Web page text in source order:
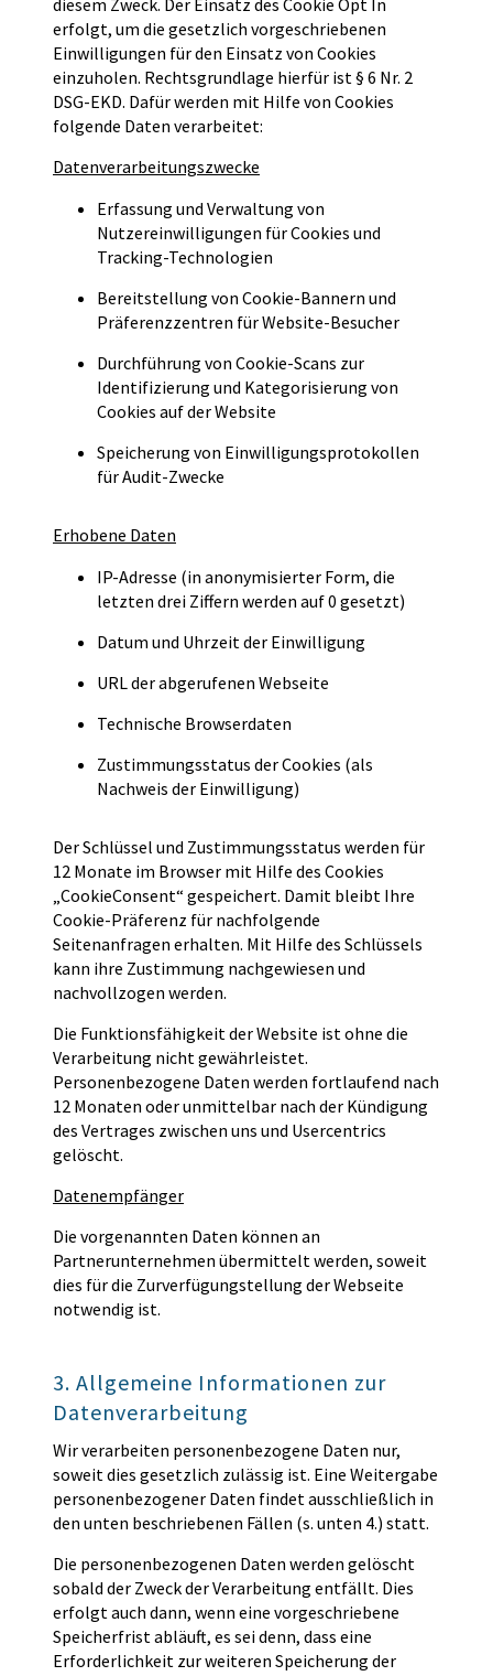
erfolgt, um die gesetzlich vorgeschriebenen
Einwilligungen für den Einsatz von Cookies
einzuholen. Rechtsgrundlage hierfür ist § 6 Nr. 2
DSG-EKD. Dafür werden mit Hilfe von Cookies
folgende Daten verarbeitet:
Datenverarbeitungszwecke
Erfassung und Verwaltung von
Nutzereinwilligungen für Cookies und
Tracking-Technologien
Bereitstellung von Cookie-Bannern und
Präferenzzentren für Website-Besucher
Durchführung von Cookie-Scans zur
Identifizierung und Kategorisierung von
Cookies auf der Website
Speicherung von Einwilligungsprotokollen
für Audit-Zwecke
Erhobene Daten
IP-Adresse (in anonymisierter Form, die
letzten drei Ziffern werden auf 0 gesetzt)
Datum und Uhrzeit der Einwilligung
URL der abgerufenen Webseite
Technische Browserdaten
Zustimmungsstatus der Cookies (als
Nachweis der Einwilligung)
Der Schlüssel und Zustimmungsstatus werden für
12 Monate im Browser mit Hilfe des Cookies
„CookieConsent“ gespeichert. Damit bleibt Ihre
Cookie-Präferenz für nachfolgende
Seitenanfragen erhalten. Mit Hilfe des Schlüssels
kann ihre Zustimmung nachgewiesen und
nachvollzogen werden.
Die Funktionsfähigkeit der Website ist ohne die
Verarbeitung nicht gewährleistet.
Personenbezogene Daten werden fortlaufend nach
12 Monaten oder unmittelbar nach der Kündigung
des Vertrages zwischen uns und Usercentrics
gelöscht.
Datenempfänger
Die vorgenannten Daten können an
Partnerunternehmen übermittelt werden, soweit
dies für die Zurverfügungstellung der Webseite
notwendig ist.
3. Allgemeine Informationen zur
Datenverarbeitung
Wir verarbeiten personenbezogene Daten nur,
soweit dies gesetzlich zulässig ist. Eine Weitergabe
personenbezogener Daten findet ausschließlich in
den unten beschriebenen Fällen (s. unten 4.) statt.
Die personenbezogenen Daten werden gelöscht
sobald der Zweck der Verarbeitung entfällt. Dies
erfolgt auch dann, wenn eine vorgeschriebene
Speicherfrist abläuft, es sei denn, dass eine
Erforderlichkeit zur weiteren Speicherung der